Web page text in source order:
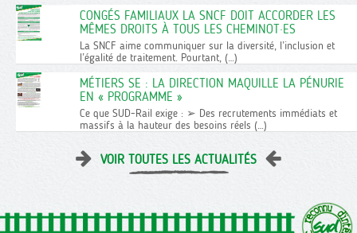
CONGÉS FAMILIAUX LA SNCF DOIT ACCORDER LES
MÊMES DROITS À TOUS LES CHEMINOT·ES
La SNCF aime communiquer sur la diversité, l’inclusion et
l’égalité de traitement. Pourtant, (…)
MÉTIERS SE : LA DIRECTION MAQUILLE LA PÉNURIE
EN « PROGRAMME »
Ce que SUD-Rail exige : ➢ Des recrutements immédiats et
massifs à la hauteur des besoins réels (…)
VOIR TOUTES LES ACTUALITÉS